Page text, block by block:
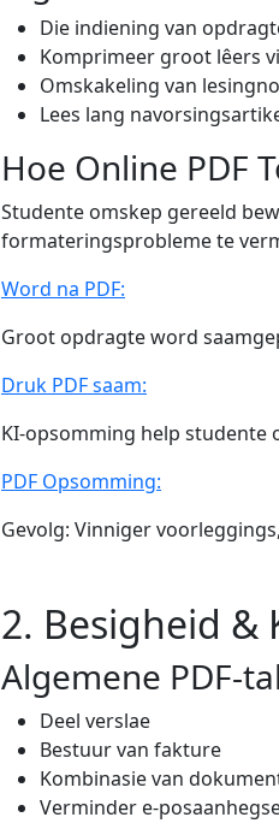
Die indiening van
Komprimeer groot lêers
Omskakeling van
Lees lang
Hoe Online PDF
Studente omskep gereeld
formateringsprobleme te
Word na PDF:
Groot opdragte word
Druk PDF saam:
KI-opsomming help studente
PDF Opsomming:
Gevolg: Vinniger
2. Besigheid &
Algemene PDF-
Deel verslae
Bestuur van fakture
Kombinasie van
Verminder e-